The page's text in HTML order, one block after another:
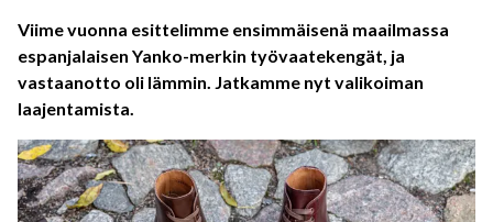
Viime vuonna esittelimme ensimmäisenä maailmassa
espanjalaisen Yanko-merkin työvaatekengät, ja
vastaanotto oli lämmin. Jatkamme nyt valikoiman
laajentamista.